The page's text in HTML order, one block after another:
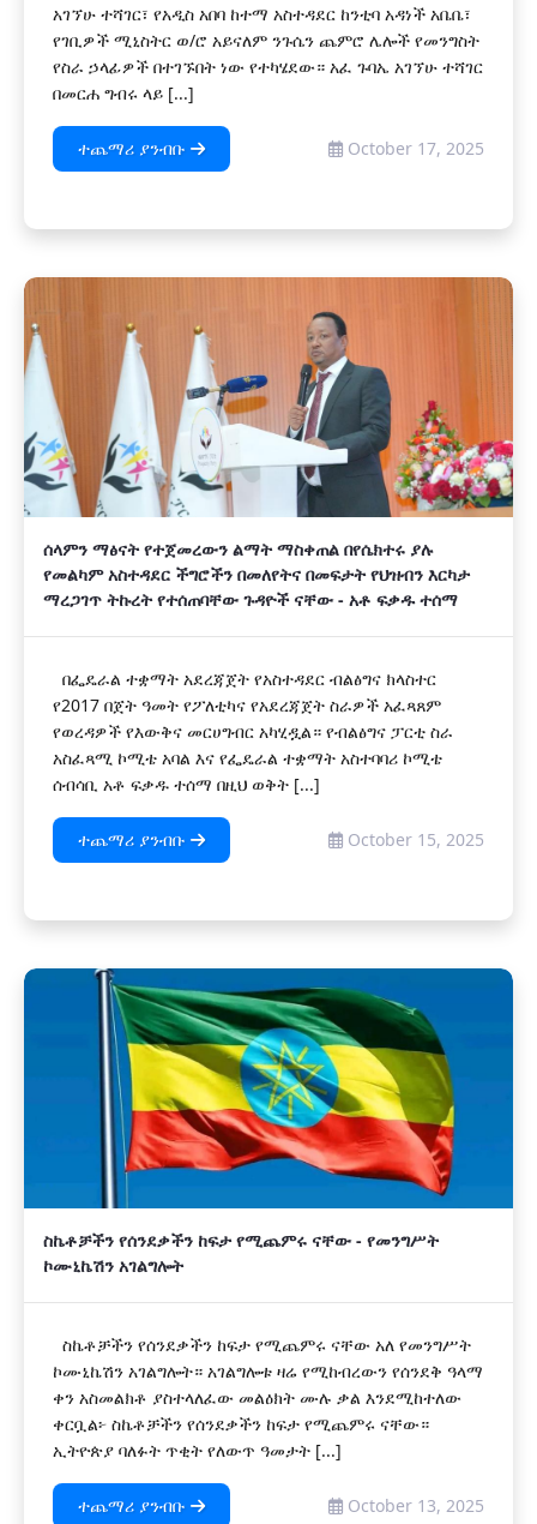
አገኘሁ ተሻገር፣ የአዲስ አበባ ከተማ አስተዳደር ከንቲባ አዳነች አቤቤ፣
የገቢዎች ሚኒስትር ወ/ሮ አይናለም ንጉሴን ጨምሮ ሌሎች የመንግስት
የስራ ኃላፊዎች በተገኙበት ነው የተካሄደው። አፈ ጉባኤ አገኘሁ ተሻገር
በመርሐ ግብሩ ላይ [...]
ተጨማሪ ያንብቡ October 17, 2025
ሰላምን ማፅናት የተጀመረውን ልማት ማስቀጠል በየሴክተሩ ያሉ
የመልካም አስተዳደር ችግሮችን በመለየትና በመፍታት የህዝብን እርካታ
ማረጋገጥ ትኩረት የተሰጠባቸው ጉዳዮች ናቸው - አቶ ፍቃዱ ተሰማ
በፌዴራል ተቋማት አደረጃጀት የአስተዳደር ብልፅግና ክላስተር
የ2017 በጀት ዓመት የፖለቲካና የአደረጃጀት ስራዎች አፈጻጸም
የወረዳዎች የእውቅና መርሀግብር አካሂዷል። የብልፅግና ፓርቲ ስራ
አስፈጻሚ ኮሚቴ አባል እና የፌዴራል ተቋማት አስተባባሪ ኮሚቴ
ሰብሳቢ አቶ ፍቃዱ ተሰማ በዚህ ወቅት [...]
ተጨማሪ ያንብቡ October 15, 2025
ስኬቶቻችን የሰንደቃችን ከፍታ የሚጨምሩ ናቸው - የመንግሥት
ኮሙኒኬሽን አገልግሎት
ስኬቶቻችን የሰንደቃችን ከፍታ የሚጨምሩ ናቸው አለ የመንግሥት
ኮሙኒኬሽን አገልግሎት። አገልግሎቱ ዛሬ የሚከብረውን የሰንደቅ ዓላማ
ቀን አስመልክቶ ያስተላለፈው መልዕክት ሙሉ ቃል እንደሚከተለው
ቀርቧል፦ ስኬቶቻችን የሰንደቃችን ከፍታ የሚጨምሩ ናቸው።
ኢትዮጵያ ባለፉት ጥቂት የለውጥ ዓመታት [...]
ተጨማሪ ያንብቡ October 13, 2025